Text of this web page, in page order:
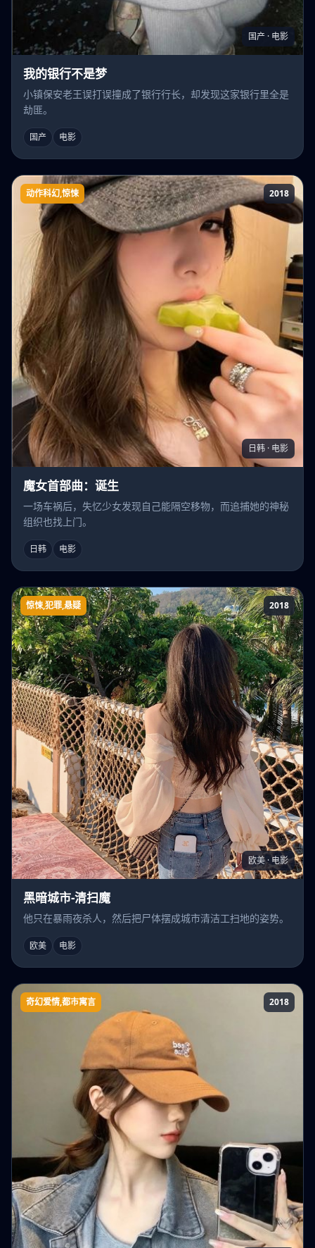
国产 · 电影
我的银行不是梦
小镇保安老王误打误撞成了银行行长，却发现这家银行里全是
劫匪。
国产 电影
魔女首部曲：诞生
动作科幻,惊悚 2018
日韩 · 电影
魔女首部曲：诞生
一场车祸后，失忆少女发现自己能隔空移物，而追捕她的神秘
组织也找上门。
日韩 电影
黑暗城市-清扫魔
惊悚,犯罪,悬疑 2018
欧美 · 电影
黑暗城市-清扫魔
他只在暴雨夜杀人，然后把尸体摆成城市清洁工扫地的姿势。
欧美 电影
一百零一夜
奇幻爱情,都市寓言 2018